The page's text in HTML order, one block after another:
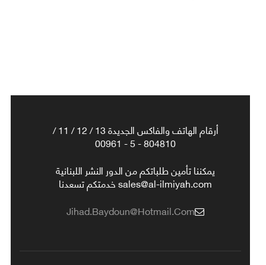
أرقام الهاتف والفاكس الجديدة 13 / 12 / 11 /
804810 - 5 - 00961
يمكننا تأمين طلباتكم من الدور النشر اللبنانية
sales@al-ilmiyah.com خدمتكم تسعدنا
Jihad.baydoun@hotmail.com